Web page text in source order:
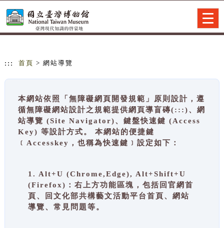
::: 首頁 > 網站導覽
本網站依照「無障礙網頁開發規範」原則設計，遵
循無障礙網站設計之規範提供網頁導盲磚(:::)、網
站導覽 (Site Navigator)、鍵盤快速鍵 (Access
Key) 等設計方式。 本網站的便捷鍵
﹝Accesskey，也稱為快速鍵﹞設定如下：
1. Alt+U (Chrome,Edge), Alt+Shift+U
(Firefox)：右上方功能區塊，包括回官網首
頁、回文化部共構藝文活動平台首頁、網站
導覽、常見問題等。